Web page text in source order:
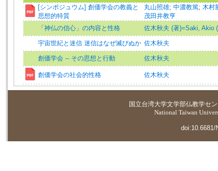
[シンポジュウム] 創価学会の教義と
思想的特質
丸山照雄; 中濃教篤; 木村
茂田井教亨
「神仏の信心」の内容と性格
佐木秋夫 (著)=Saki, Akio
宇宙世紀と迷信 迷信はなぜ滅びぬか 佐木秋夫
創価学会 -- その思想と行動 佐木秋夫
創価学会の社会的性格 佐木秋夫
国立台湾大学文学部仏教学セ
National Taiwan
doi:10.6681/